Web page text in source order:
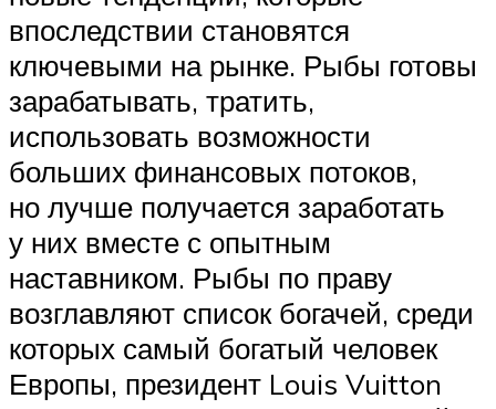
впоследствии становятся
ключевыми на рынке. Рыбы готовы
зарабатывать, тратить,
использовать возможности
больших финансовых потоков,
но лучше получается заработать
у них вместе с опытным
наставником. Рыбы по праву
возглавляют список богачей, среди
которых самый богатый человек
Европы, президент Louis Vuitton